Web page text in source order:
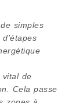
simples
vital de
Cela passe